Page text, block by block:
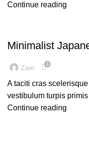
Continue reading
Minimalist
Zain 1
A taciti cras
vestibulum turpis
Continue reading